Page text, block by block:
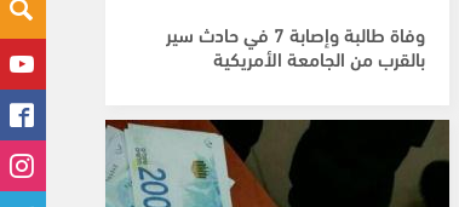
وفاة طالبة وإصابة 7 في حادث سير
بالقرب من الجامعة الأمريكية